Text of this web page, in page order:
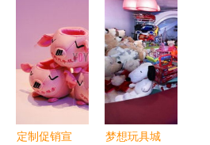
趋势 创新
与情感经济
并行
现状与发展
策略分析
定制促销宣
梦想玩具城